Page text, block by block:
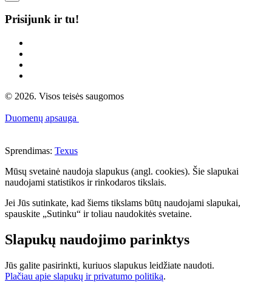
Prisijunk ir tu!
© 2026. Visos teisės saugomos
Duomenų apsauga
Sprendimas: Texus
Mūsų svetainė naudoja slapukus (angl. cookies). Šie slapukai
naudojami statistikos ir rinkodaros tikslais.
Jei Jūs sutinkate, kad šiems tikslams būtų naudojami slapukai,
spauskite „Sutinku“ ir toliau naudokitės svetaine.
Slapukų naudojimo parinktys
Jūs galite pasirinkti, kuriuos slapukus leidžiate naudoti.
Plačiau apie slapukų ir privatumo politiką.